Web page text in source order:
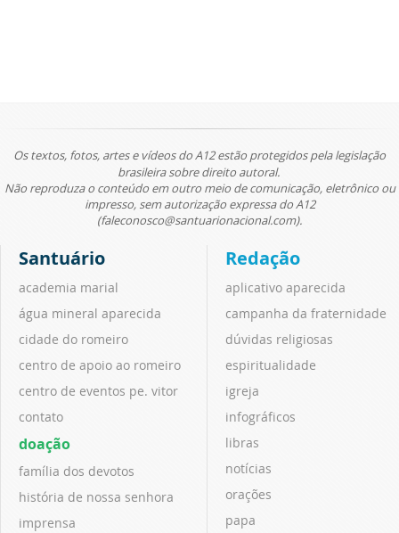
Os textos, fotos, artes e vídeos do A12 estão protegidos pela legislação
brasileira sobre direito autoral.
Não reproduza o conteúdo em outro meio de comunicação, eletrônico ou
impresso, sem autorização expressa do A12
(faleconosco@santuarionacional.com).
Santuário
academia marial
água mineral aparecida
cidade do romeiro
centro de apoio ao romeiro
centro de eventos pe. vitor
contato
doação
família dos devotos
história de nossa senhora
imprensa
Redação
aplicativo aparecida
campanha da fraternidade
dúvidas religiosas
espiritualidade
igreja
infográficos
libras
notícias
orações
papa